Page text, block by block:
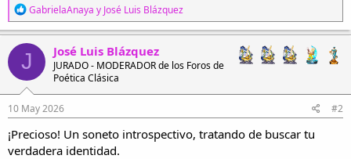
R
e
a
c
c
i
o
n
e
s
:
GabrielaAnaya y José Luis Blázquez
J José Luis Blázquez
JURADO - MODERADOR de los Foros de
Poética Clásica
10 May 2026 #2
¡Precioso! Un soneto introspectivo, tratando de buscar tu
verdadera identidad.